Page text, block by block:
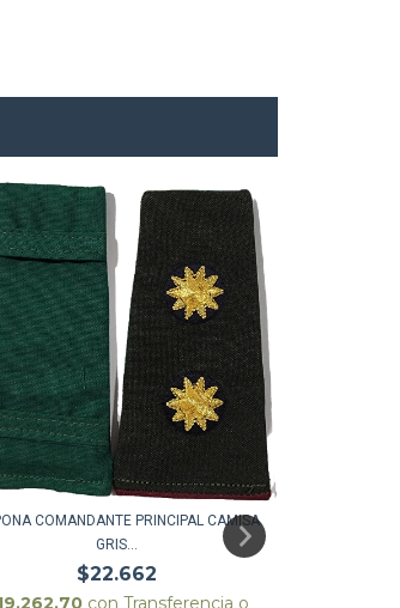
COMANDANTE PRINCIPAL CAMISA
GRIS...
$22.662
con Transferencia o